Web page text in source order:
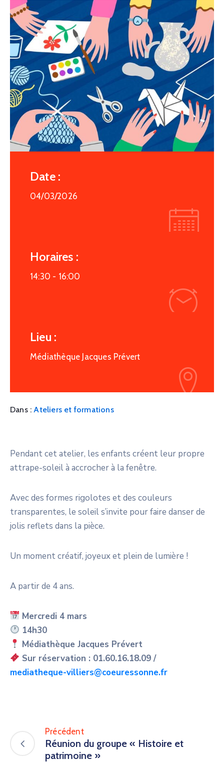
Date :
04/03/2026
Horaires :
14:30 - 16:00
Lieu :
Médiathèque Jacques Prévert
Dans : Ateliers et formations
Pendant cet atelier, les enfants créent leur propre
attrape-soleil à accrocher à la fenêtre.
Avec des formes rigolotes et des couleurs
transparentes, le soleil s’invite pour faire danser de
jolis reflets dans la pièce.
Un moment créatif, joyeux et plein de lumière !
A partir de 4 ans.
Mercredi 4 mars
14h30
Médiathèque Jacques Prévert
Sur réservation : 01.60.16.18.09 /
mediatheque-villiers@coeuressonne.fr
Précédent
Réunion du groupe « Histoire et
patrimoine »